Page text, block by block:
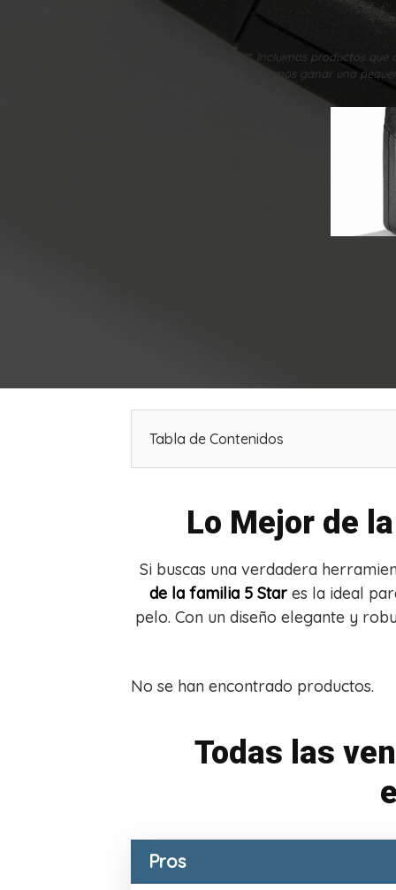
** Incluimos productos que
podemos ganar una
Tabla de Contenidos
Lo Mejor de
Si buscas una verdadera
de la familia 5 Star es la ideal
pelo. Con un diseño elegante y
No se han encontrado productos.
Todas las
Pros